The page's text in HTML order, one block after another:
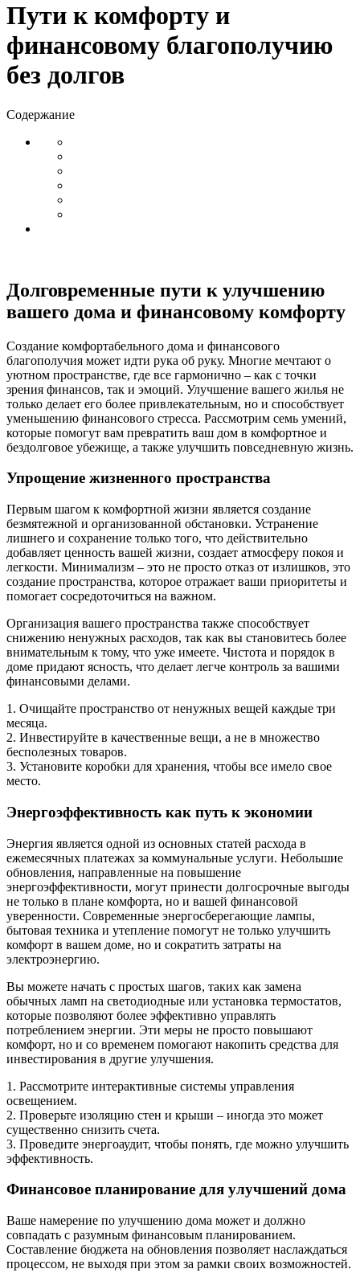
Пути к комфорту и
финансовому благополучию
без долгов
Содержание
Долговременные пути к улучшению
вашего дома и финансовому комфорту
Создание комфортабельного дома и финансового
благополучия может идти рука об руку. Многие мечтают о
уютном пространстве, где все гармонично – как с точки
зрения финансов, так и эмоций. Улучшение вашего жилья не
только делает его более привлекательным, но и способствует
уменьшению финансового стресса. Рассмотрим семь умений,
которые помогут вам превратить ваш дом в комфортное и
бездолговое убежище, а также улучшить повседневную жизнь.
Упрощение жизненного пространства
Первым шагом к комфортной жизни является создание
безмятежной и организованной обстановки. Устранение
лишнего и сохранение только того, что действительно
добавляет ценность вашей жизни, создает атмосферу покоя и
легкости. Минимализм – это не просто отказ от излишков, это
создание пространства, которое отражает ваши приоритеты и
помогает сосредоточиться на важном.
Организация вашего пространства также способствует
снижению ненужных расходов, так как вы становитесь более
внимательным к тому, что уже имеете. Чистота и порядок в
доме придают ясность, что делает легче контроль за вашими
финансовыми делами.
1. Очищайте пространство от ненужных вещей каждые три
месяца.
2. Инвестируйте в качественные вещи, а не в множество
бесполезных товаров.
3. Установите коробки для хранения, чтобы все имело свое
место.
Энергоэффективность как путь к экономии
Энергия является одной из основных статей расхода в
ежемесячных платежах за коммунальные услуги. Небольшие
обновления, направленные на повышение
энергоэффективности, могут принести долгосрочные выгоды
не только в плане комфорта, но и вашей финансовой
уверенности. Современные энергосберегающие лампы,
бытовая техника и утепление помогут не только улучшить
комфорт в вашем доме, но и сократить затраты на
электроэнергию.
Вы можете начать с простых шагов, таких как замена
обычных ламп на светодиодные или установка термостатов,
которые позволяют более эффективно управлять
потреблением энергии. Эти меры не просто повышают
комфорт, но и со временем помогают накопить средства для
инвестирования в другие улучшения.
1. Рассмотрите интерактивные системы управления
освещением.
2. Проверьте изоляцию стен и крыши – иногда это может
существенно снизить счета.
3. Проведите энергоаудит, чтобы понять, где можно улучшить
эффективность.
Финансовое планирование для улучшений дома
Ваше намерение по улучшению дома может и должно
совпадать с разумным финансовым планированием.
Составление бюджета на обновления позволяет наслаждаться
процессом, не выходя при этом за рамки своих возможностей.